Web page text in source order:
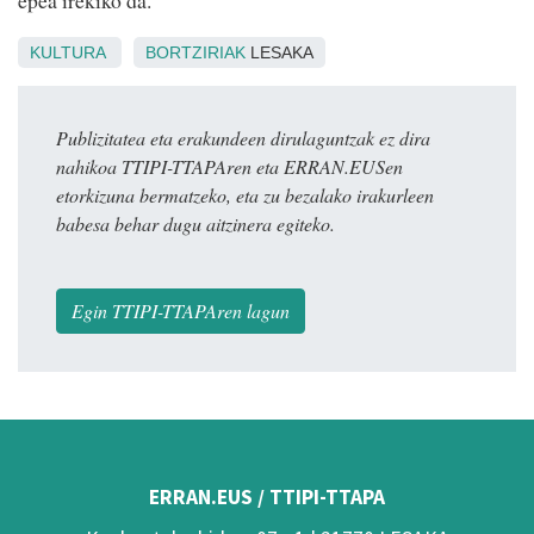
KULTURA BORTZIRIAK LESAKA
Publizitatea eta erakundeen dirulaguntzak ez dira
nahikoa TTIPI-TTAPAren eta ERRAN.EUSen
etorkizuna bermatzeko, eta zu bezalako irakurleen
babesa behar dugu aitzinera egiteko.
Egin TTIPI-TTAPAren lagun
ERRAN.EUS / TTIPI-TTAPA